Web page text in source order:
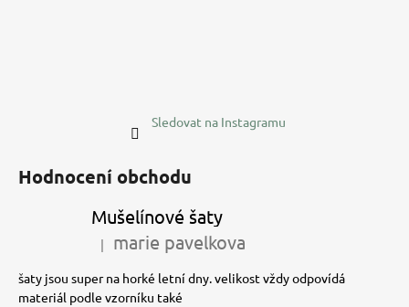
Sledovat na Instagramu
Hodnocení obchodu
Mušelínové šaty
Hodnocení produktu je 5 z 5 hvězdiček.
| marie pavelkova
šaty jsou super na horké letní dny. velikost vždy odpovídá
materiál podle vzorníku také